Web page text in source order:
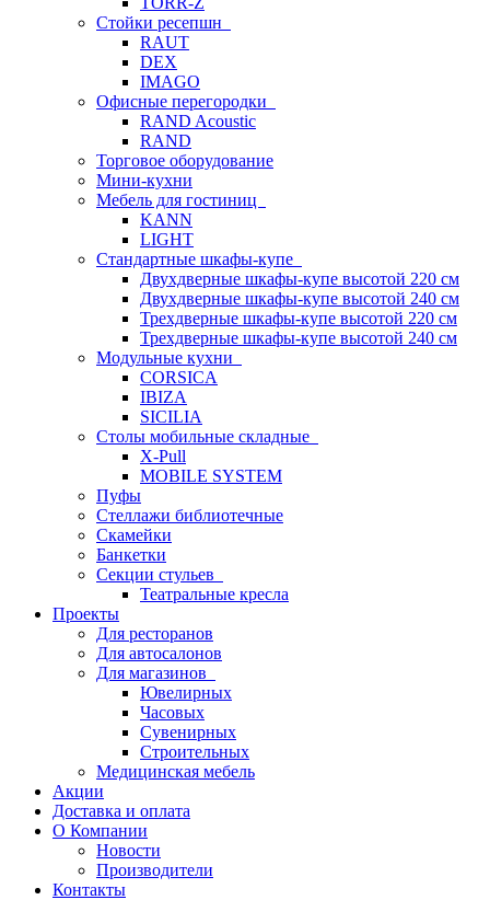
Стойки ресепшн
RAUT
DEX
IMAGO
Офисные перегородки
RAND Acoustic
RAND
Торговое оборудование
Мини-кухни
Мебель для гостиниц
KANN
LIGHT
Стандартные шкафы-купе
Двухдверные шкафы-купе высотой 220 см
Двухдверные шкафы-купе высотой 240 см
Трехдверные шкафы-купе высотой 220 см
Трехдверные шкафы-купе высотой 240 см
Модульные кухни
CORSICA
IBIZA
SICILIA
Столы мобильные складные
X-Pull
MOBILE SYSTEM
Пуфы
Стеллажи библиотечные
Скамейки
Банкетки
Секции стульев
Театральные кресла
Проекты
Для ресторанов
Для автосалонов
Для магазинов
Ювелирных
Часовых
Сувенирных
Строительных
Медицинская мебель
Акции
Доставка и оплата
О Компании
Новости
Производители
Контакты